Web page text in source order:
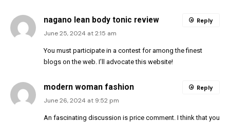
nagano lean body tonic review
June 25, 2024 at 2:15 am
You must participate in a contest for among the finest
blogs on the web. I’ll advocate this website!
Reply
modern woman fashion
June 26, 2024 at 9:52 pm
An fascinating discussion is price comment. I think that you
Reply